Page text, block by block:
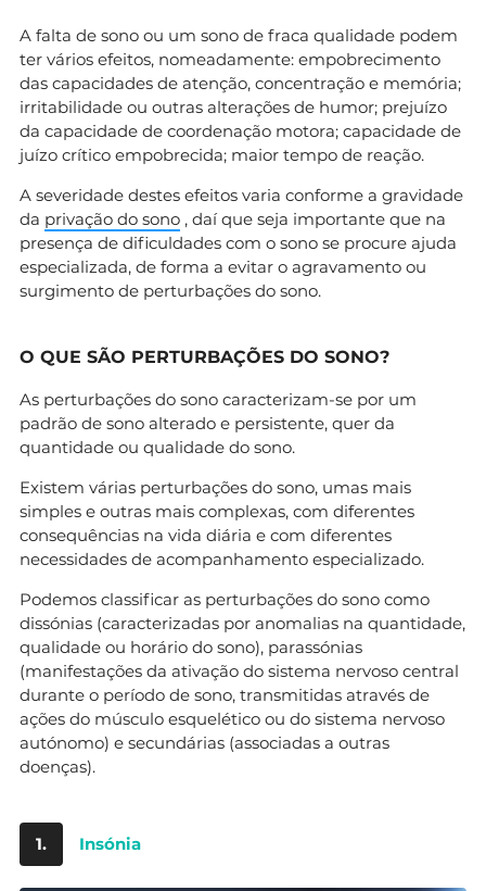
A falta de sono ou um sono de fraca qualidade podem
ter vários efeitos, nomeadamente: empobrecimento
das capacidades de atenção, concentração e memória;
irritabilidade ou outras alterações de humor; prejuízo
da capacidade de coordenação motora; capacidade de
juízo crítico empobrecida; maior tempo de reação.
A severidade destes efeitos varia conforme a gravidade
da privação do sono , daí que seja importante que na
presença de dificuldades com o sono se procure ajuda
especializada, de forma a evitar o agravamento ou
surgimento de perturbações do sono.
O QUE SÃO PERTURBAÇÕES DO SONO?
As perturbações do sono caracterizam-se por um
padrão de sono alterado e persistente, quer da
quantidade ou qualidade do sono.
Existem várias perturbações do sono, umas mais
simples e outras mais complexas, com diferentes
consequências na vida diária e com diferentes
necessidades de acompanhamento especializado.
Podemos classificar as perturbações do sono como
dissónias (caracterizadas por anomalias na quantidade,
qualidade ou horário do sono), parassónias
(manifestações da ativação do sistema nervoso central
durante o período de sono, transmitidas através de
ações do músculo esquelético ou do sistema nervoso
autónomo) e secundárias (associadas a outras
doenças).
1. Insónia